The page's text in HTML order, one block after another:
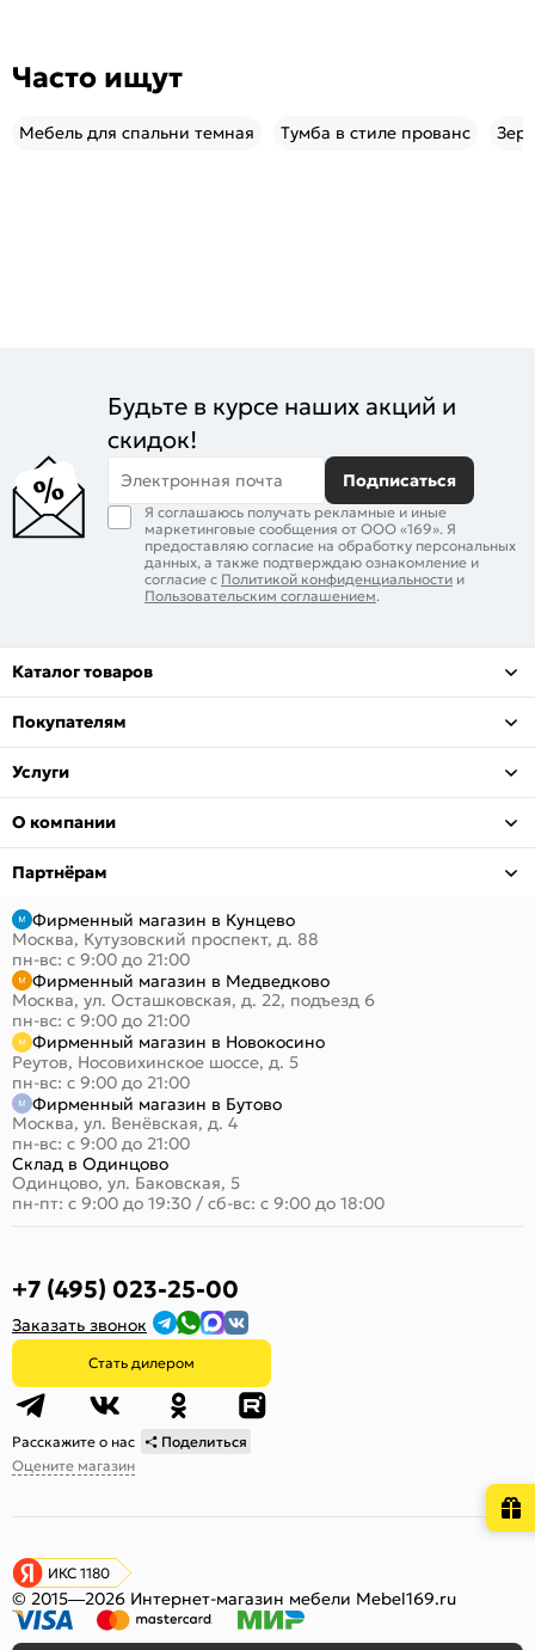
Часто ищут
Мебель для спальни темная Тумба в стиле прованс
Будьте в курсе наших акций и
скидок!
Электронная почта Подписаться
Я соглашаюсь получать рекламные и иные
маркетинговые сообщения от ООО «169». Я
предоставляю согласие на обработку персональных
данных, а также подтверждаю ознакомление и
согласие с Политикой конфиденциальности и
Пользовательским соглашением.
Каталог товаров
Покупателям
Услуги
О компании
Партнёрам
Фирменный магазин в Кунцево
Москва, Кутузовский проспект, д. 88
пн-вс: с 9:00 до 21:00
Фирменный магазин в Медведково
Москва, ул. Осташковская, д. 22, подъезд 6
пн-вс: с 9:00 до 21:00
Фирменный магазин в Новокосино
Реутов, Носовихинское шоссе, д. 5
пн-вс: с 9:00 до 21:00
Фирменный магазин в Бутово
Москва, ул. Венёвская, д. 4
пн-вс: с 9:00 до 21:00
Склад в Одинцово
Одинцово, ул. Баковская, 5
пн-пт: с 9:00 до 19:30 / сб-вс: с 9:00 до 18:00
+7 (495) 023-25-00
Заказать звонок
Стать дилером
Расскажите о нас
Поделиться
Оцените магазин
ИКС 1180
© 2015—2026 Интернет-магазин мебели Mebel169.ru